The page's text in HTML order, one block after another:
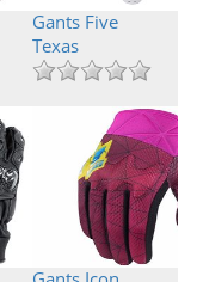
Gants Five
Texas